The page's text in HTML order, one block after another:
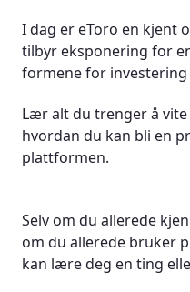
eToro - det positive og
Totrinnsverifisering
Investering med giring
Investering i aksjer hos
I dag er eToro en kjent
tilbyr eksponering for
formene for
Lær alt du trenger å
hvordan du kan bli en
plattformen.
Selv om du allerede
om du allerede bruker
kan lære deg en ting